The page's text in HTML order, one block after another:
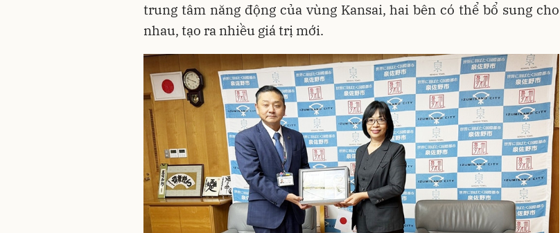
trung tâm năng động của vùng Kansai, hai bên có thể bổ sung cho
nhau, tạo ra nhiều giá trị mới.